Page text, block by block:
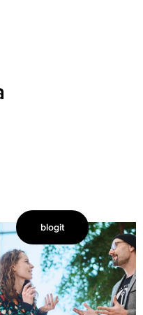
Kun
Due
Diligence
alkaa
–
blogit